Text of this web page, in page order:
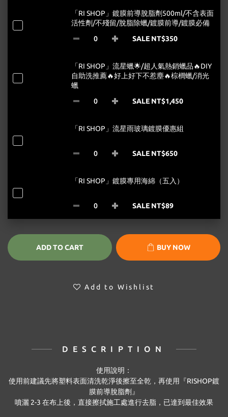
「RI SHOP」鍍膜前導脫脂劑500ml/不含表面
活性劑/不殘留/脫脂除蠟/鍍膜前導/鍍膜必備
SALE NT$350
「RI SHOP」流星蠟🌟/超人氣熱銷蠟品🔥DIY
自助洗推薦🔥好上好下不惹塵🔥棕櫚蠟/消光
蠟
SALE NT$1,450
「RI SHOP」流星雨玻璃鍍膜優惠組
SALE NT$650
「RI SHOP」鍍膜專用海綿（五入）
SALE NT$89
ADD TO CART BUY NOW
Add to Wishlist
DESCRIPTION
使用說明：
使用前建議先將塑料表面清洗乾淨後擦至全乾，再使用『RISHOP鍍
膜前導脫脂劑』
噴灑 2-3 在布上後，直接擦拭施工處進行去脂，已達到最佳效果